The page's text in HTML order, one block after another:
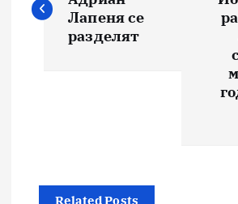
Лапеня се
разделят
Related Posts